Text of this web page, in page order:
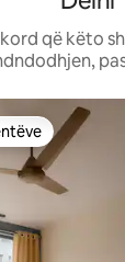
që këto
të